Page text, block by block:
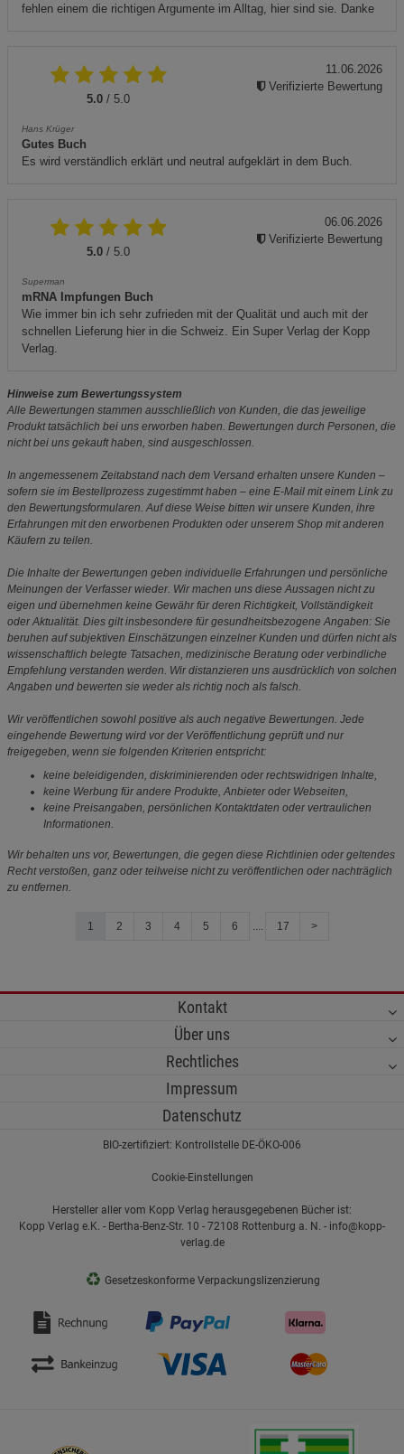
fehlen einem die richtigen Argumente im Alltag, hier sind sie. Danke
5.0 / 5.0
Hans Krüger
Gutes Buch
Es wird verständlich erklärt und neutral aufgeklärt in dem Buch.
11.06.2026
Verifizierte Bewertung
5.0 / 5.0
Superman
mRNA Impfungen Buch
Wie immer bin ich sehr zufrieden mit der Qualität und auch mit der
schnellen Lieferung hier in die Schweiz. Ein Super Verlag der Kopp
Verlag.
06.06.2026
Verifizierte Bewertung
Hinweise zum Bewertungssystem
Alle Bewertungen stammen ausschließlich von Kunden, die das jeweilige
Produkt tatsächlich bei uns erworben haben. Bewertungen durch Personen, die
nicht bei uns gekauft haben, sind ausgeschlossen.
In angemessenem Zeitabstand nach dem Versand erhalten unsere Kunden –
sofern sie im Bestellprozess zugestimmt haben – eine E-Mail mit einem Link zu
den Bewertungsformularen. Auf diese Weise bitten wir unsere Kunden, ihre
Erfahrungen mit den erworbenen Produkten oder unserem Shop mit anderen
Käufern zu teilen.
Die Inhalte der Bewertungen geben individuelle Erfahrungen und persönliche
Meinungen der Verfasser wieder. Wir machen uns diese Aussagen nicht zu
eigen und übernehmen keine Gewähr für deren Richtigkeit, Vollständigkeit
oder Aktualität. Dies gilt insbesondere für gesundheitsbezogene Angaben: Sie
beruhen auf subjektiven Einschätzungen einzelner Kunden und dürfen nicht als
wissenschaftlich belegte Tatsachen, medizinische Beratung oder verbindliche
Empfehlung verstanden werden. Wir distanzieren uns ausdrücklich von solchen
Angaben und bewerten sie weder als richtig noch als falsch.
Wir veröffentlichen sowohl positive als auch negative Bewertungen. Jede
eingehende Bewertung wird vor der Veröffentlichung geprüft und nur
freigegeben, wenn sie folgenden Kriterien entspricht:
keine beleidigenden, diskriminierenden oder rechtswidrigen Inhalte,
keine Werbung für andere Produkte, Anbieter oder Webseiten,
keine Preisangaben, persönlichen Kontaktdaten oder vertraulichen
Informationen.
Wir behalten uns vor, Bewertungen, die gegen diese Richtlinien oder geltendes
Recht verstoßen, ganz oder teilweise nicht zu veröffentlichen oder nachträglich
zu entfernen.
1 2 3 4 5 6 .... 17 >
Kontakt
Über uns
Rechtliches
Impressum
Datenschutz
BIO-zertifiziert: Kontrollstelle DE-ÖKO-006
Cookie-Einstellungen
Hersteller aller vom Kopp Verlag herausgegebenen Bücher ist:
Kopp Verlag e.K. - Bertha-Benz-Str. 10 - 72108 Rottenburg a. N. - info@kopp-
verlag.de
♻ Gesetzeskonforme Verpackungslizenzierung